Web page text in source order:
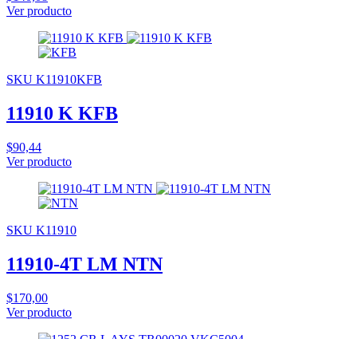
Ver producto
SKU K11910KFB
11910 K KFB
$90,44
Ver producto
SKU K11910
11910-4T LM NTN
$170,00
Ver producto